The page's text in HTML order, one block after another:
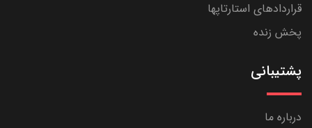
قراردادهای استارتاپها
پخش زنده
پشتیبانی
درباره ما